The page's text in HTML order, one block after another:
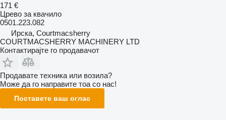
171 €
Црево за квачило
0501.223.082
Ирска, Courtmacsherry
COURTMACSHERRY MACHINERY LTD
Контактирајте го продавачот
Продавате техника или возила?
Може да го направите тоа со нас!
Поставете ваш оглас